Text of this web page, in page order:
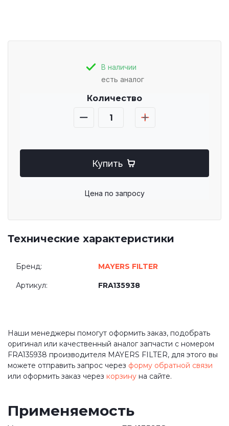
В наличии
есть аналог
Количество
Купить
Цена по запросу
Технические характеристики
Бренд: MAYERS FILTER
Артикул: FRA135938
Наши менеджеры помогут оформить заказ, подобрать
оригинал или качественный аналог запчасти с номером
FRA135938 производителя MAYERS FILTER, для этого вы
можете отправить запрос через форму обратной связи
или оформить заказ через корзину на сайте.
Применяемость